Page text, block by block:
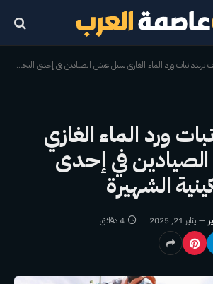
نبات ورد الماء الغازي سبل عيش الصيادين في إحدى البحيرات الكينية الشهيرة
ورد الماء الغازي
في إحدى
الشهيرة
يناير 21, 2025 4 دقائق